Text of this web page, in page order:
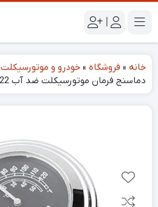
|
خانه » فروشگاه » خودرو و موتورسیکلت
دماسنج فرمان موتورسیکلت ضد آب 22-25 میلی‌متری